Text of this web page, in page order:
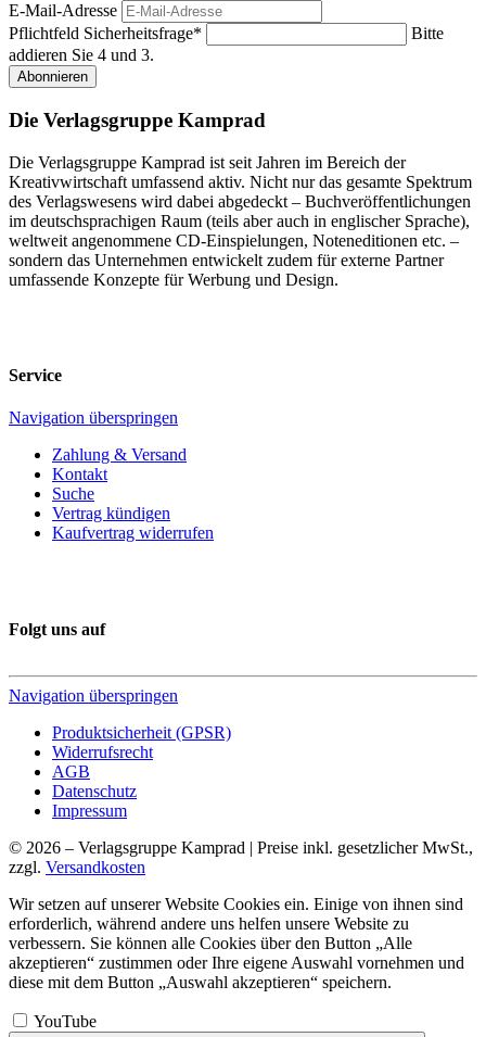
E-Mail-Adresse
Pflichtfeld Sicherheitsfrage*
Bitte
addieren Sie 4 und 3.
Abonnieren
Die Verlagsgruppe Kamprad
Die Verlagsgruppe Kamprad ist seit Jahren im Bereich der
Kreativwirtschaft umfassend aktiv. Nicht nur das gesamte Spektrum
des Verlagswesens wird dabei abgedeckt – Buchveröffentlichungen
im deutschsprachigen Raum (teils aber auch in englischer Sprache),
weltweit angenommene CD-Einspielungen, Noteneditionen etc. –
sondern das Unternehmen entwickelt zudem für externe Partner
umfassende Konzepte für Werbung und Design.
Service
Navigation überspringen
Zahlung & Versand
Kontakt
Suche
Vertrag kündigen
Kaufvertrag widerrufen
Folgt uns auf
Navigation überspringen
Produktsicherheit (GPSR)
Widerrufsrecht
AGB
Datenschutz
Impressum
© 2026 – Verlagsgruppe Kamprad | Preise inkl. gesetzlicher MwSt.,
zzgl. Versandkosten
Wir setzen auf unserer Website Cookies ein. Einige von ihnen sind
erforderlich, während andere uns helfen unsere Website zu
verbessern. Sie können alle Cookies über den Button „Alle
akzeptieren“ zustimmen oder Ihre eigene Auswahl vornehmen und
diese mit dem Button „Auswahl akzeptieren“ speichern.
YouTube